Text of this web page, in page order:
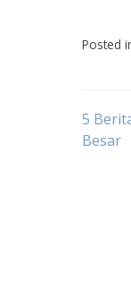
Posted
5
Besar